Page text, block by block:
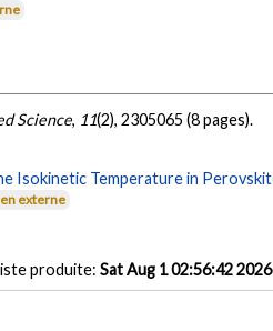
Science, 11(2), 2305065 (8 pages).
Isokinetic Temperature in
externe
produite: Sat Aug 1 02:56:42